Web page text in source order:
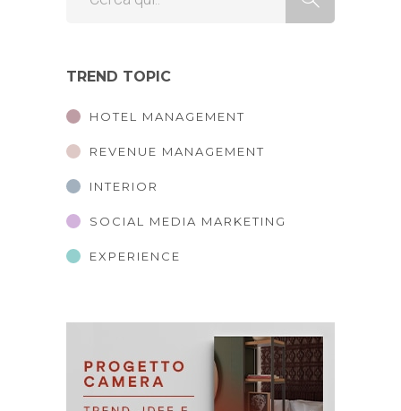
TREND TOPIC
HOTEL MANAGEMENT
REVENUE MANAGEMENT
INTERIOR
SOCIAL MEDIA MARKETING
EXPERIENCE